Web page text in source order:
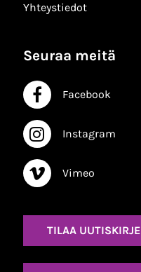
Yhteystiedot
Seuraa meitä
Facebook
Facebook
Instagram
Instagram
Vimeo
Vimeo
TILAA UUTISKIRJE